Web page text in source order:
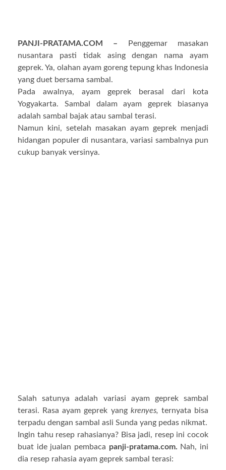
PANJI-PRATAMA.COM – Penggemar masakan
nusantara pasti tidak asing dengan nama ayam
geprek. Ya, olahan ayam goreng tepung khas Indonesia
yang duet bersama sambal.
Pada awalnya, ayam geprek berasal dari kota
Yogyakarta. Sambal dalam ayam geprek biasanya
adalah sambal bajak atau sambal terasi.
Namun kini, setelah masakan ayam geprek menjadi
hidangan populer di nusantara, variasi sambalnya pun
cukup banyak versinya.
Salah satunya adalah variasi ayam geprek sambal
terasi. Rasa ayam geprek yang krenyes, ternyata bisa
terpadu dengan sambal asli Sunda yang pedas nikmat.
Ingin tahu resep rahasianya? Bisa jadi, resep ini cocok
buat ide jualan pembaca panji-pratama.com. Nah, ini
dia resep rahasia ayam geprek sambal terasi: